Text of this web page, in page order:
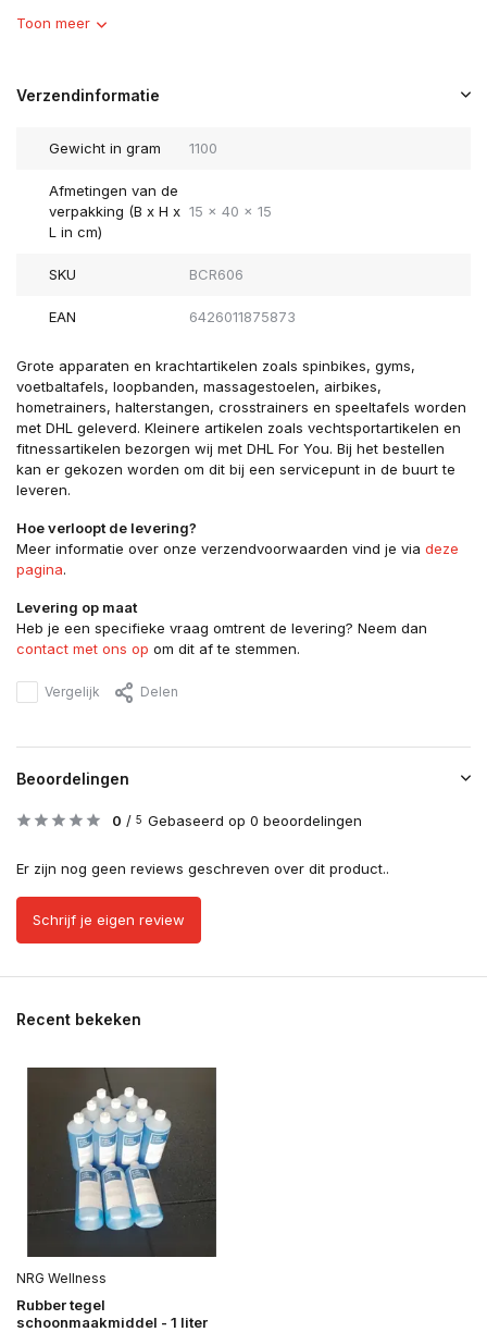
Toon meer
Verzendinformatie
Gewicht in gram 1100
Afmetingen van de
verpakking (B x H x
L in cm)
15 x 40 x 15
SKU BCR606
EAN 6426011875873
Grote apparaten en krachtartikelen zoals spinbikes, gyms,
voetbaltafels, loopbanden, massagestoelen, airbikes,
hometrainers, halterstangen, crosstrainers en speeltafels worden
met DHL geleverd. Kleinere artikelen zoals vechtsportartikelen en
fitnessartikelen bezorgen wij met DHL For You. Bij het bestellen
kan er gekozen worden om dit bij een servicepunt in de buurt te
leveren.
Hoe verloopt de levering?
Meer informatie over onze verzendvoorwaarden vind je via deze
pagina.
Levering op maat
Heb je een specifieke vraag omtrent de levering? Neem dan
contact met ons op om dit af te stemmen.
Vergelijk Delen
Beoordelingen
0 / 5 Gebaseerd op 0 beoordelingen
Er zijn nog geen reviews geschreven over dit product..
Schrijf je eigen review
Recent bekeken
NRG Wellness
Rubber tegel
schoonmaakmiddel - 1 liter